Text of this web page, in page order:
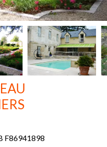
F86941898